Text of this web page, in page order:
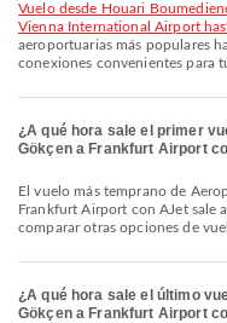
Vuelo desde Houari
Vienna International Airport
aeroportuarias más populares
conexiones convenientes para
¿A qué hora sale el primer
Gökçen a Frankfurt Airport
El vuelo más temprano de Aeropuerto Internacional Sabiha Gökçen a
Frankfurt Airport con AJet sale
comparar otras opciones de
¿A qué hora sale el último
Gökçen a Frankfurt Airport